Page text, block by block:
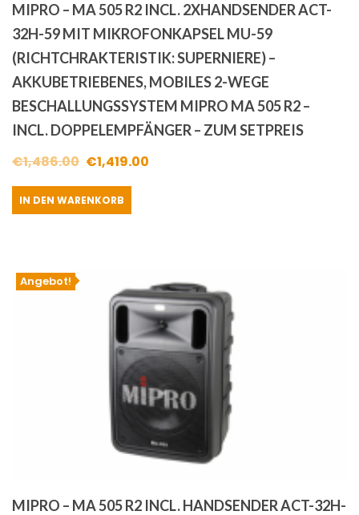
MIPRO – MA 505 R2 INCL. 2XHANDSENDER ACT-
32H-59 MIT MIKROFONKAPSEL MU-59
(RICHTCHRAKTERISTIK: SUPERNIERE) –
AKKUBETRIEBENES, MOBILES 2-WEGE
BESCHALLUNGSSYSTEM MIPRO MA 505 R2 –
INCL. DOPPELEMPFÄNGER – ZUM SETPREIS
€1,486.00 Ursprünglicher
Preis
war:
€1,419.00
IN DEN WARENKORB
Angebot!
MIPRO – MA 505 R2 INCL. HANDSENDER ACT-32H-